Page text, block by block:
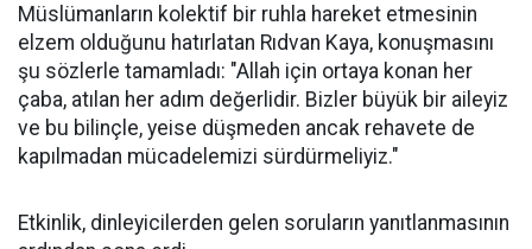
Müslümanların kolektif bir ruhla hareket etmesinin
elzem olduğunu hatırlatan Rıdvan Kaya, konuşmasını
şu sözlerle tamamladı: "Allah için ortaya konan her
çaba, atılan her adım değerlidir. Bizler büyük bir aileyiz
ve bu bilinçle, yeise düşmeden ancak rehavete de
kapılmadan mücadelemizi sürdürmeliyiz."
Etkinlik, dinleyicilerden gelen soruların yanıtlanmasının